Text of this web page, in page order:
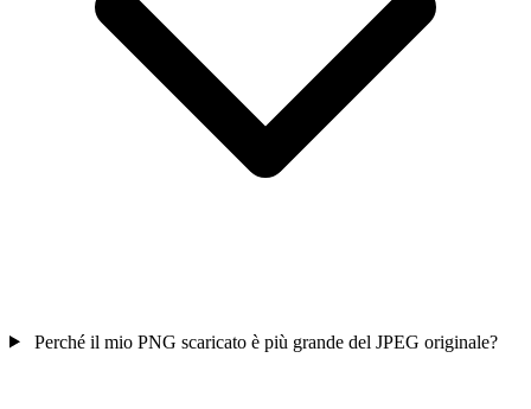
Perché il mio PNG scaricato è più grande del JPEG originale?